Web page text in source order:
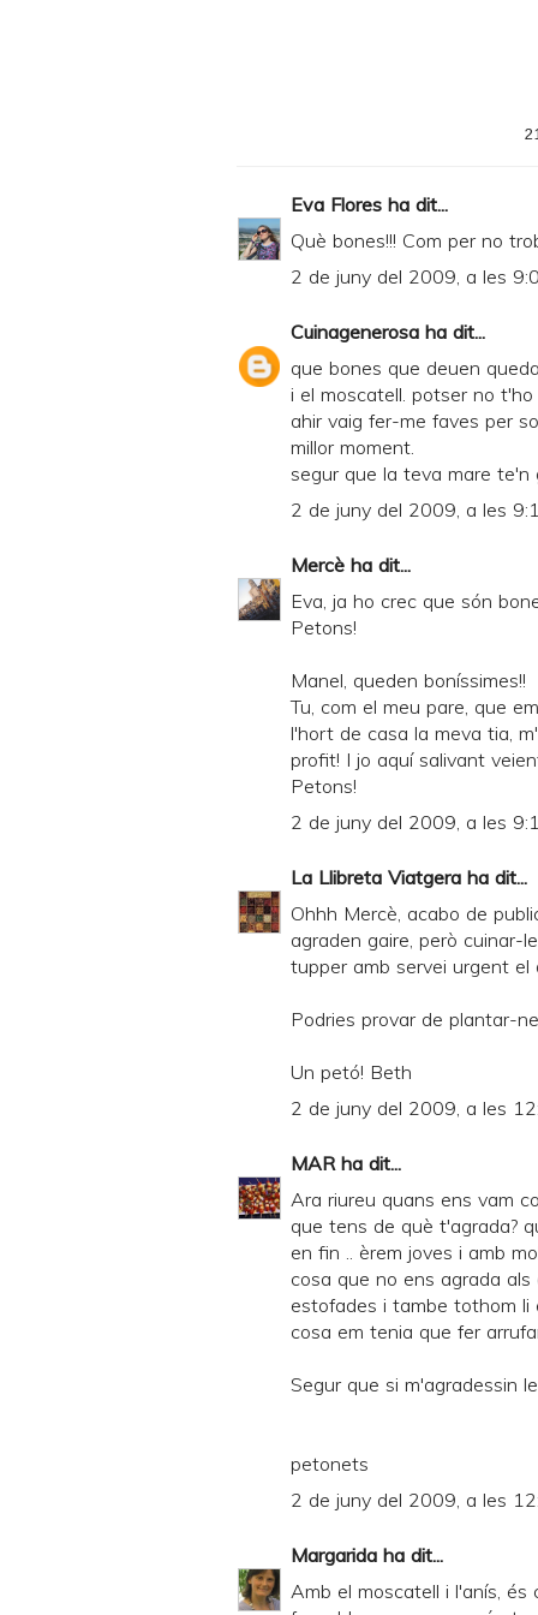
Eva Flores ha dit...
Què bones!!! Com per no
2 de juny del 2009, a les
Cuinagenerosa ha dit...
que bones que deuen
i el moscatell. potser no
ahir vaig fer-me faves per
millor moment.
segur que la teva mare te'n
2 de juny del 2009, a les
Mercè ha dit...
Eva, ja ho crec que són
Petons!
Manel, queden boníssimes!!
Tu, com el meu pare, que
l'hort de casa la meva tia,
profit! I jo aquí salivant
Petons!
2 de juny del 2009, a les
La Llibreta Viatgera ha dit...
Ohhh Mercè, acabo de
agraden gaire, però cuinar-
tupper amb servei urgent el
Podries provar de plantar-
Un petó! Beth
2 de juny del 2009, a les
MARha dit...
Ara riureu quans ens vam
que tens de què t'agrada?
en fin .. èrem joves i amb
cosa que no ens agrada
estofades i tambe tothom li
cosa em tenia que fer
Segur que si m'agradessin
petonets
2 de juny del 2009, a les
Margarida ha dit...
Amb el moscatell i l'anís,